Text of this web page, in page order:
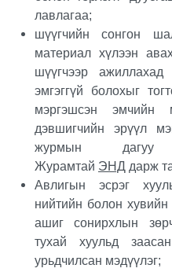
лавлагаа;
шүүгчийн сонгон
материал хүлээн
шүүгчээр
эмгэггүй болохыг
мэргэшсэн эмчийн
дэвшигчийн эрүүл
журмын дагуу
Журамтай ЭНД дарж
Авлигын эсрэг
нийтийн болон
ашиг сонирхлын
тухай хуульд
урьдчилсан мэдүүлэг;